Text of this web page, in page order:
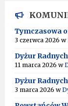
Tymczasowa
3 czerwca 2026 w
Dyżur
11 marca 2026 w
Dyżur
3 marca 2026 w